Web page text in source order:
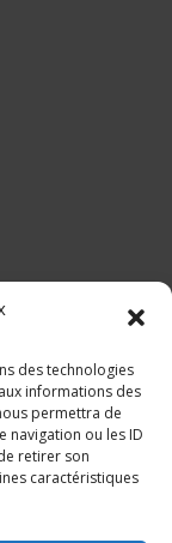
des technologies
informations des
permettra de
navigation ou les ID
retirer son
caractéristiques